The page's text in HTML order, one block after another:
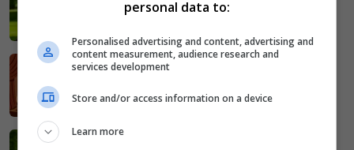
Państwo chroni władzę, władza nie
2025-07-05
Panie prezydencie, to widać!
personal data to:
Personalised advertising and content, advertising and
content measurement, audience research and
services development
Store and/or access information on a device
Learn more